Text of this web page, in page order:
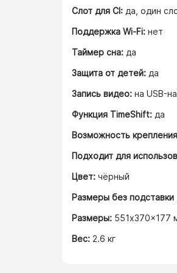
Слот для CI: да, один
Поддержка Wi-Fi: нет
Таймер сна: да
Защита от детей: да
Запись видео: на USB-
Функция TimeShift: да
Возможность
Подходит для
Цвет: чёрный
Размеры без
Размеры: 551x370x177
Вес: 2.6 кг